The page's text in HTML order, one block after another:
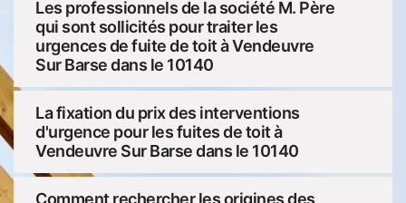
Les professionnels de la société M. Père
qui sont sollicités pour traiter les
urgences de fuite de toit à Vendeuvre
Sur Barse dans le 10140
La fixation du prix des interventions
d'urgence pour les fuites de toit à
Vendeuvre Sur Barse dans le 10140
Comment rechercher les origines des